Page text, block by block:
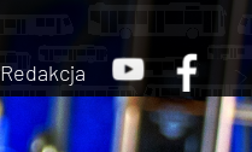
Redakcja